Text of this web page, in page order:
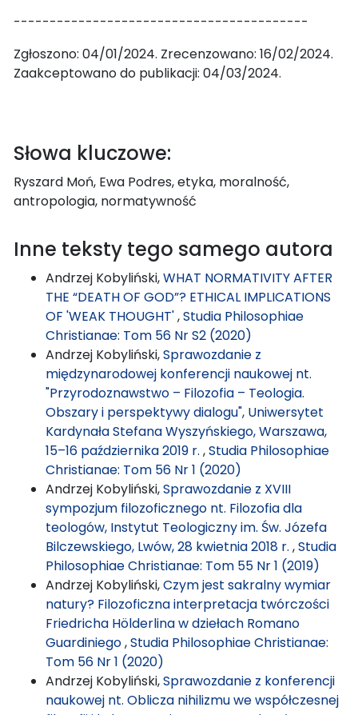
-----------------------------------------
Zgłoszono: 04/01/2024. Zrecenzowano: 16/02/2024.
Zaakceptowano do publikacji: 04/03/2024.
Słowa kluczowe:
Ryszard Moń, Ewa Podres, etyka, moralność,
antropologia, normatywność
Inne teksty tego samego autora
Andrzej Kobyliński,WHAT NORMATIVITY AFTER
THE “DEATH OF GOD”? ETHICAL IMPLICATIONS
OF 'WEAK THOUGHT',Studia Philosophiae
Christianae: Tom 56 Nr S2 (2020)
Andrzej Kobyliński,Sprawozdanie z
międzynarodowej konferencji naukowej nt.
"Przyrodoznawstwo – Filozofia – Teologia.
Obszary i perspektywy dialogu", Uniwersytet
Kardynała Stefana Wyszyńskiego, Warszawa,
15–16 października 2019 r. ,Studia Philosophiae
Christianae: Tom 56 Nr 1 (2020)
Andrzej Kobyliński,Sprawozdanie z XVIII
sympozjum filozoficznego nt. Filozofia dla
teologów, Instytut Teologiczny im. Św. Józefa
Bilczewskiego, Lwów, 28 kwietnia 2018 r. ,Studia
Philosophiae Christianae: Tom 55 Nr 1 (2019)
Andrzej Kobyliński,Czym jest sakralny wymiar
natury? Filozoficzna interpretacja twórczości
Friedricha Hölderlina w dziełach Romano
Guardiniego,Studia Philosophiae Christianae:
Tom 56 Nr 1 (2020)
Andrzej Kobyliński,Sprawozdanie z konferencji
naukowej nt. Oblicza nihilizmu we współczesnej